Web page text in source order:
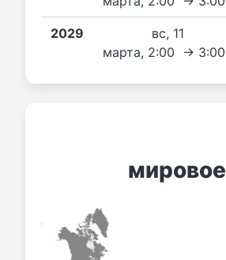
2029
вс, 11
марта, 2:00 → 3:00
мировое